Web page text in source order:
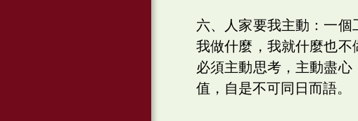
六、人家要我主動：一
我做什麼，我就什麼也不
必須主動思考，主動盡
值，自是不可同日而語。